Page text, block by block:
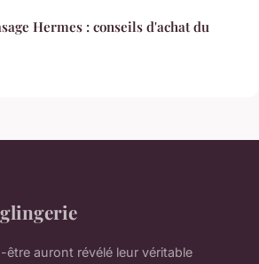
Hermes : conseils d'achat du
être auront révélé leur véritable